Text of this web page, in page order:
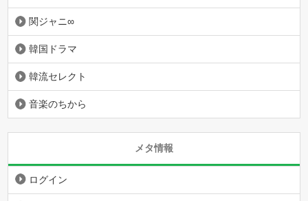
関ジャニ∞
韓国ドラマ
韓流セレクト
音楽のちから
メタ情報
ログイン